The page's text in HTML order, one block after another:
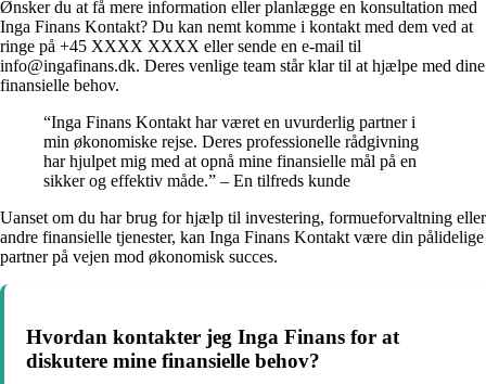
Ønsker du at få mere information eller planlægge en konsultation med
Inga Finans Kontakt? Du kan nemt komme i kontakt med dem ved at
ringe på +45 XXXX XXXX eller sende en e-mail til
info@ingafinans.dk. Deres venlige team står klar til at hjælpe med dine
finansielle behov.
“Inga Finans Kontakt har været en uvurderlig partner i
min økonomiske rejse. Deres professionelle rådgivning
har hjulpet mig med at opnå mine finansielle mål på en
sikker og effektiv måde.” – En tilfreds kunde
Uanset om du har brug for hjælp til investering, formueforvaltning eller
andre finansielle tjenester, kan Inga Finans Kontakt være din pålidelige
partner på vejen mod økonomisk succes.
Hvordan kontakter jeg Inga Finans for at
diskutere mine finansielle behov?